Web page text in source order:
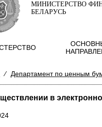
МИНИСТЕРСТВО
БЕЛАРУСЬ
⁄ Департамент по ценным
в